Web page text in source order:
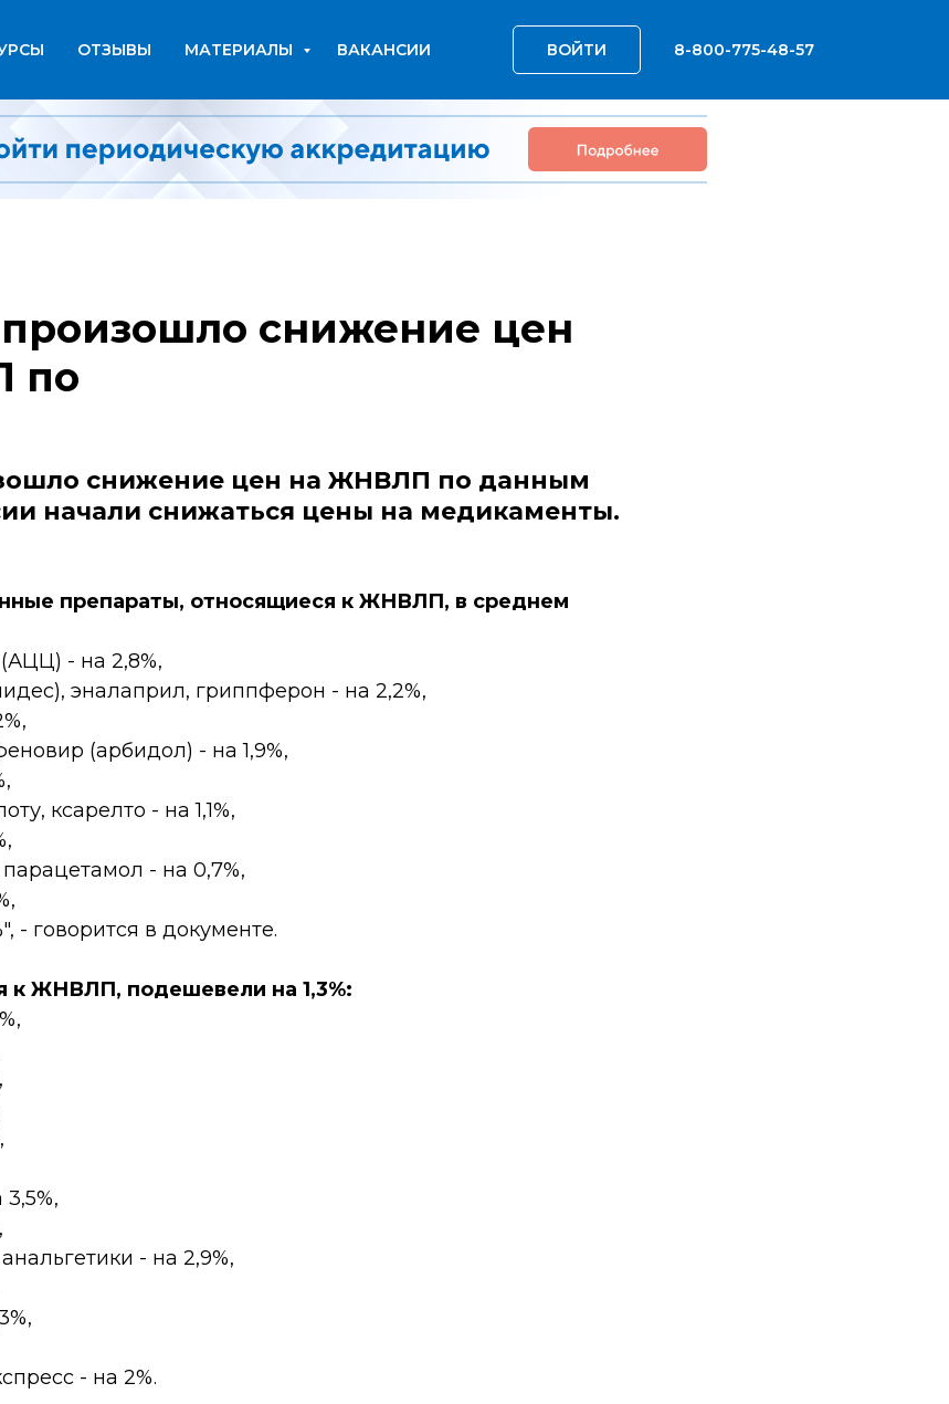
ОТЗЫВЫ МАТЕРИАЛЫ ВАКАНСИИ ВОЙТИ 8-800-775-48-57
произошло снижение цен
по
снижение цен на ЖНВЛП по данным
начали снижаться цены на медикаменты.
препараты, относящиеся к ЖНВЛП, в среднем
- на 2,8%,
эналаприл, гриппферон - на 2,2%,
(арбидол) - на 1,9%,
ксарелто - на 1,1%,
- на 0,7%,
- говорится в документе.
к ЖНВЛП, подешевели на 1,3%:
- на 2,9%,
- на 2%.